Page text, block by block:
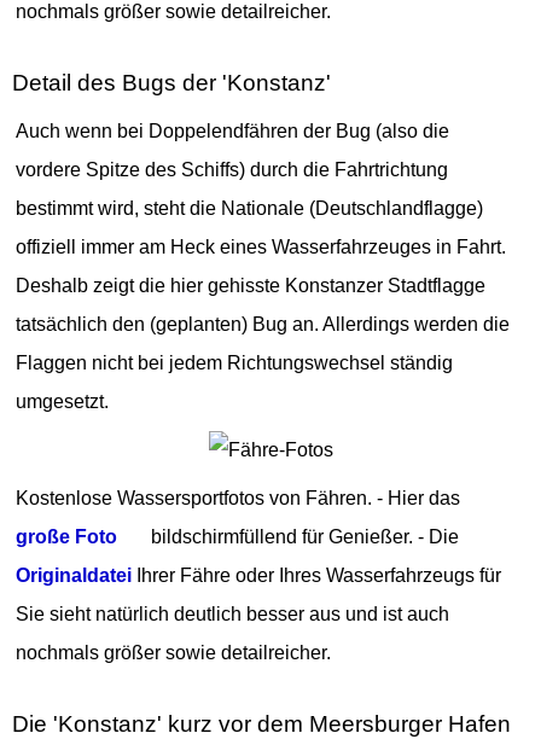
nochmals größer sowie detailreicher.
Detail des Bugs der 'Konstanz'
Auch wenn bei Doppelendfähren der Bug (also die
vordere Spitze des Schiffs) durch die Fahrtrichtung
bestimmt wird, steht die Nationale (Deutschlandflagge)
offiziell immer am Heck eines Wasserfahrzeuges in Fahrt.
Deshalb zeigt die hier gehisste Konstanzer Stadtflagge
tatsächlich den (geplanten) Bug an. Allerdings werden die
Flaggen nicht bei jedem Richtungswechsel ständig
umgesetzt.
Kostenlose Wassersportfotos von Fähren. - Hier das
große Foto
bildschirmfüllend für Genießer. - Die
Originaldatei Ihrer Fähre oder Ihres Wasserfahrzeugs für
Sie sieht natürlich deutlich besser aus und ist auch
nochmals größer sowie detailreicher.
Die 'Konstanz' kurz vor dem Meersburger Hafen